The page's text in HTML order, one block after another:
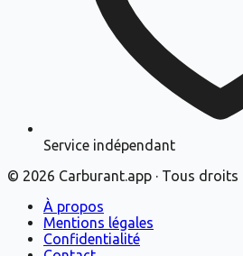
Service indépendant
© 2026 Carburant.app · Tous droits
À propos
Mentions légales
Confidentialité